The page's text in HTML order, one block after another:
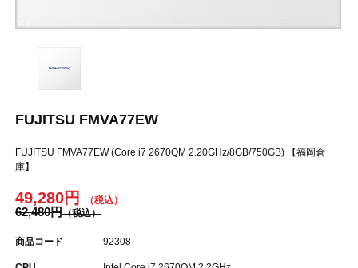
FUJITSU FMVA77EW
FUJITSU FMVA77EW (Core i7 2670QM 2.20GHz/8GB/750GB) 【福岡倉
庫】
49,280円
62,480円
商品コード 92308